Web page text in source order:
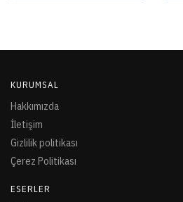
KURUMSAL
Hakkımızda
İletişim
Gizlilik politikası
Çerez Politikası
ESERLER